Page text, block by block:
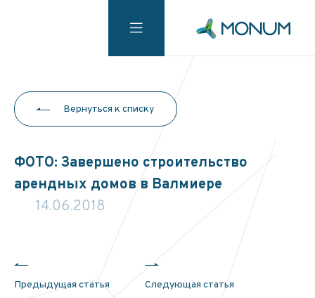
Вернуться к списку
ФОТО: Завершено строительство
арендных домов в Валмиере
14.06.2018
Предыдущая статья Следующая статья